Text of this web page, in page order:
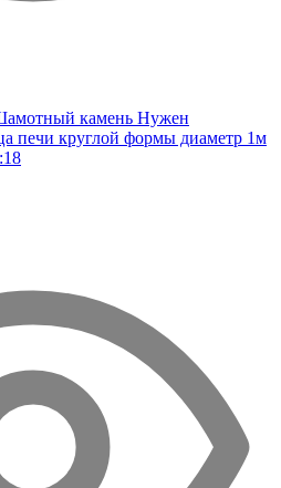
камень Нужен
печи круглой формы диаметр 1м